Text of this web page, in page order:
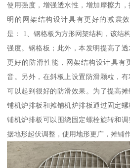
使用强度，增强透水性，增加摩擦力
明的网架结构设计具有更好的减震
是： 1、钢格板为方形网架结构，该结
强度。钢格板；此外，本发明提高了
更好的防滑性能，网架结构设计具有
音。另外，在斜板上设置防滑颗粒，
可以起到很好的防滑效果。为了提高
铺机炉排板和摊铺机炉排板通过固定
铺机炉排板可以围绕固定螺栓旋转和
据地形起伏调整，使用地形更广，摊铺